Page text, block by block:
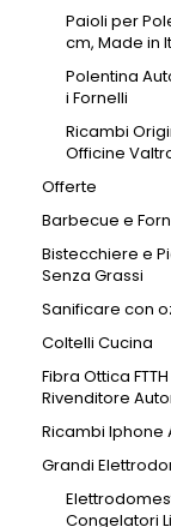
Paioli per
cm, Made in
Polentina
i Fornelli
Ricambi
Officine
Offerte
Barbecue e
Bistecchiere e
Senza Grassi
Sanificare con
Coltelli Cucina
Fibra Ottica
Rivenditore
Ricambi Iphone
Grandi
Congelatori